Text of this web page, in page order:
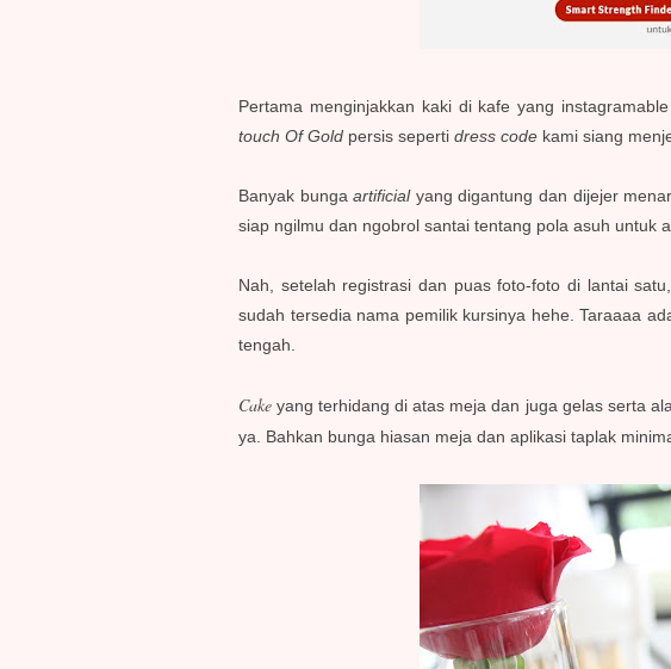
Pertama menginjakkan kaki di kafe yang
touch Of Gold persis seperti dress code kami siang
Banyak bungaartificialyang digantung dan dijejer
siap ngilmu dan ngobrol santai tentang pola asuh untuk
Nah, setelah registrasi dan puas foto-foto di lantai
sudah tersedia nama pemilik kursinya hehe. Taraaaa
tengah.
Cakeyang terhidang di atas meja dan juga gelas serta
ya. Bahkan bunga hiasan meja dan aplikasi taplak